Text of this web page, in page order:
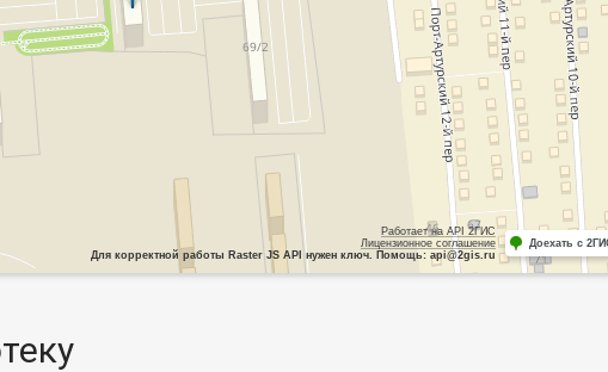
Работает на API 2ГИС
Лицензионное соглашение
Для корректной работы Raster JS API нужен ключ. Помощь: api@2gis.ru
Доехать с